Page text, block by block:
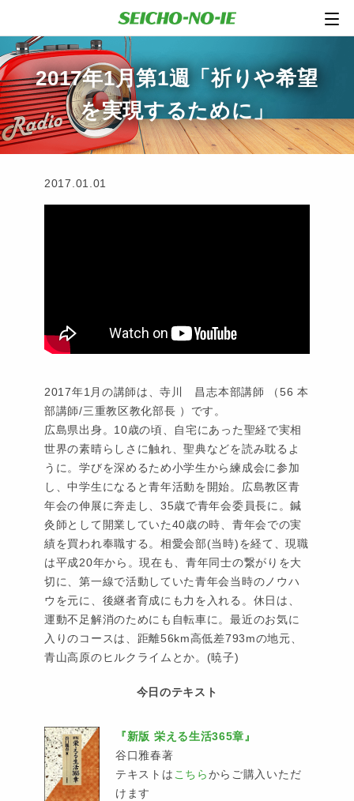
2017年1月第1週「祈りや希望
を実現するために」
2017.01.01
2017年1月の講師は、寺川 昌志本部講師 （56 本
部講師/三重教区教化部長 ）です。
広島県出身。10歳の頃、自宅にあった聖経で実相
世界の素晴らしさに触れ、聖典などを読み耽るよ
うに。学びを深めるため小学生から練成会に参加
し、中学生になると青年活動を開始。広島教区青
年会の伸展に奔走し、35歳で青年会委員長に。鍼
灸師として開業していた40歳の時、青年会での実
績を買われ奉職する。相愛会部(当時)を経て、現職
は平成20年から。現在も、青年同士の繋がりを大
切に、第一線で活動していた青年会当時のノウハ
ウを元に、後継者育成にも力を入れる。休日は、
運動不足解消のためにも自転車に。最近のお気に
入りのコースは、距離56km高低差793mの地元、
青山高原のヒルクライムとか。(暁子)
今日のテキスト
『新版 栄える生活365章』
谷口雅春著
テキストは こちらからご購入いただ
けます